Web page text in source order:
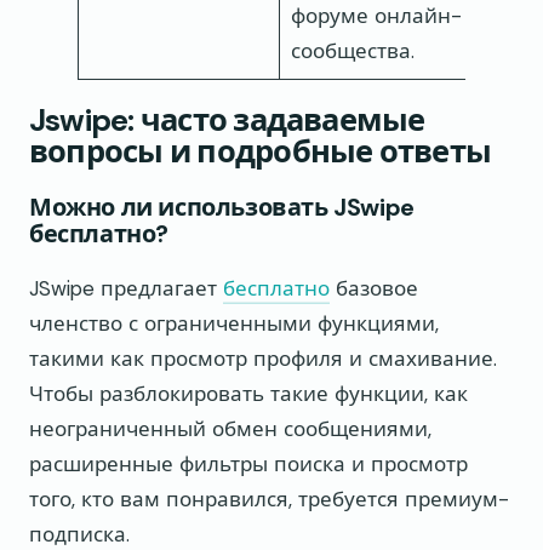
форуме онлайн-
сообщества.
Jswipe: часто задаваемые
вопросы и подробные ответы
Можно ли использовать JSwipe
бесплатно?
JSwipe предлагает бесплатно базовое
членство с ограниченными функциями,
такими как просмотр профиля и смахивание.
Чтобы разблокировать такие функции, как
неограниченный обмен сообщениями,
расширенные фильтры поиска и просмотр
того, кто вам понравился, требуется премиум-
подписка.